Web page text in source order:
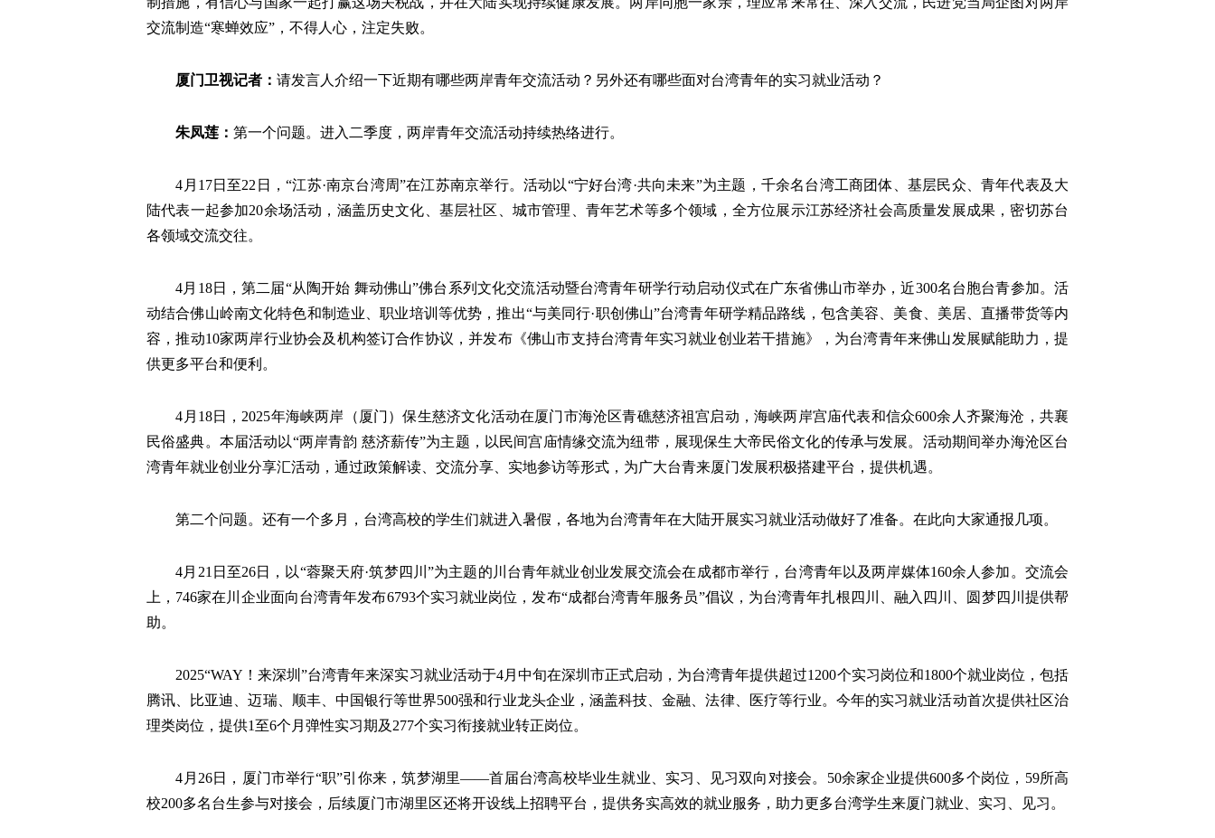
交流制造“寒蝉效应”，不得人心，注定失败。
厦门卫视记者： 请发言人介绍一下近期有哪些两岸青年交流活动？另外还有哪些面对台湾青年的实习就业活动？
朱凤莲： 第一个问题。进入二季度，两岸青年交流活动持续热络进行。
4月17日至22日，“江苏·南京台湾周”在江苏南京举行。活动以“宁好台湾·共向未来”为主题，千余名台湾工商团体、基层民众、青年代表及大
陆代表一起参加20余场活动，涵盖历史文化、基层社区、城市管理、青年艺术等多个领域，全方位展示江苏经济社会高质量发展成果，密切苏台
各领域交流交往。
4月18日，第二届“从陶开始 舞动佛山”佛台系列文化交流活动暨台湾青年研学行动启动仪式在广东省佛山市举办，近300名台胞台青参加。活
动结合佛山岭南文化特色和制造业、职业培训等优势，推出“与美同行·职创佛山”台湾青年研学精品路线，包含美容、美食、美居、直播带货等内
容，推动10家两岸行业协会及机构签订合作协议，并发布《佛山市支持台湾青年实习就业创业若干措施》，为台湾青年来佛山发展赋能助力，提
供更多平台和便利。
4月18日，2025年海峡两岸（厦门）保生慈济文化活动在厦门市海沧区青礁慈济祖宫启动，海峡两岸宫庙代表和信众600余人齐聚海沧，共襄
民俗盛典。本届活动以“两岸青韵 慈济薪传”为主题，以民间宫庙情缘交流为纽带，展现保生大帝民俗文化的传承与发展。活动期间举办海沧区台
湾青年就业创业分享汇活动，通过政策解读、交流分享、实地参访等形式，为广大台青来厦门发展积极搭建平台，提供机遇。
第二个问题。还有一个多月，台湾高校的学生们就进入暑假，各地为台湾青年在大陆开展实习就业活动做好了准备。在此向大家通报几项。
4月21日至26日，以“蓉聚天府·筑梦四川”为主题的川台青年就业创业发展交流会在成都市举行，台湾青年以及两岸媒体160余人参加。交流会
上，746家在川企业面向台湾青年发布6793个实习就业岗位，发布“成都台湾青年服务员”倡议，为台湾青年扎根四川、融入四川、圆梦四川提供帮
助。
2025“WAY！来深圳”台湾青年来深实习就业活动于4月中旬在深圳市正式启动，为台湾青年提供超过1200个实习岗位和1800个就业岗位，包括
腾讯、比亚迪、迈瑞、顺丰、中国银行等世界500强和行业龙头企业，涵盖科技、金融、法律、医疗等行业。今年的实习就业活动首次提供社区治
理类岗位，提供1至6个月弹性实习期及277个实习衔接就业转正岗位。
4月26日，厦门市举行“职”引你来，筑梦湖里——首届台湾高校毕业生就业、实习、见习双向对接会。50余家企业提供600多个岗位，59所高
校200多名台生参与对接会，后续厦门市湖里区还将开设线上招聘平台，提供务实高效的就业服务，助力更多台湾学生来厦门就业、实习、见习。